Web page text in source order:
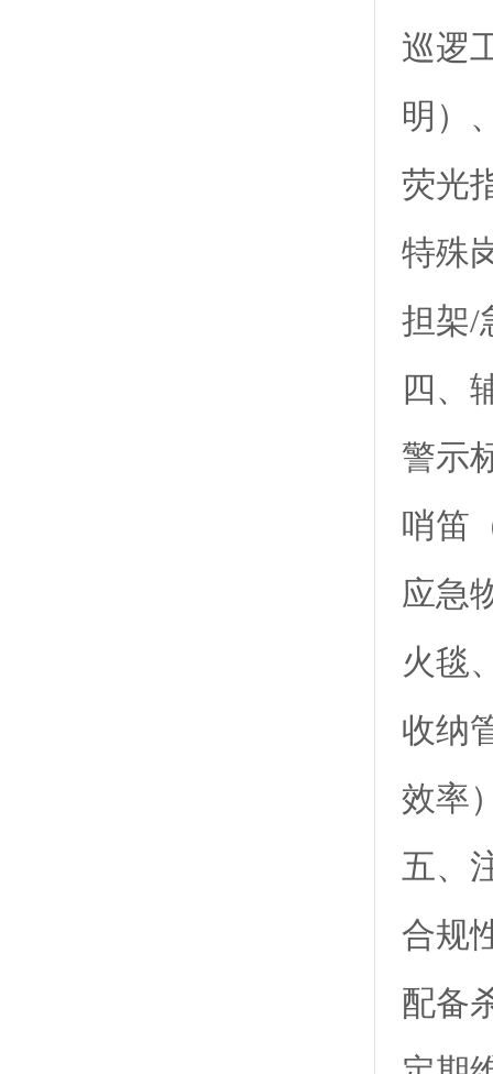
巡逻
明）
荧光
特殊
担架/
四、
警示
哨笛
应急
火毯
收纳
效率
五、
合规
配备